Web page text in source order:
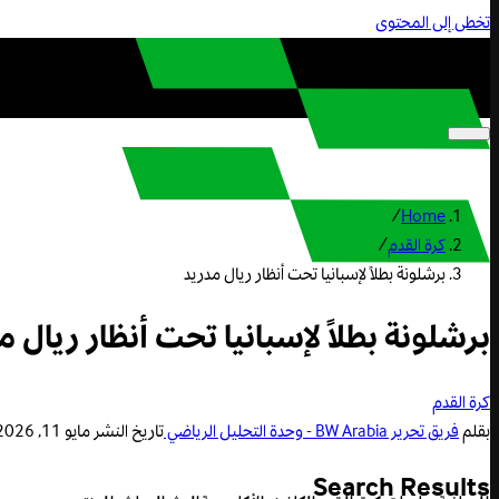
تخطى إلى المحتوى
Home
/
كرة القدم/
برشلونة بطلاً لإسبانيا تحت أنظار ريال مدريد
برشلونة بطلاً لإسبانيا تحت أنظار ريال
كرة القدم
بقلمفريق تحرير BW Arabia - وحدة التحليل الرياضي تاريخ النشرمايو 11, 2026 1:49 م
Search Results